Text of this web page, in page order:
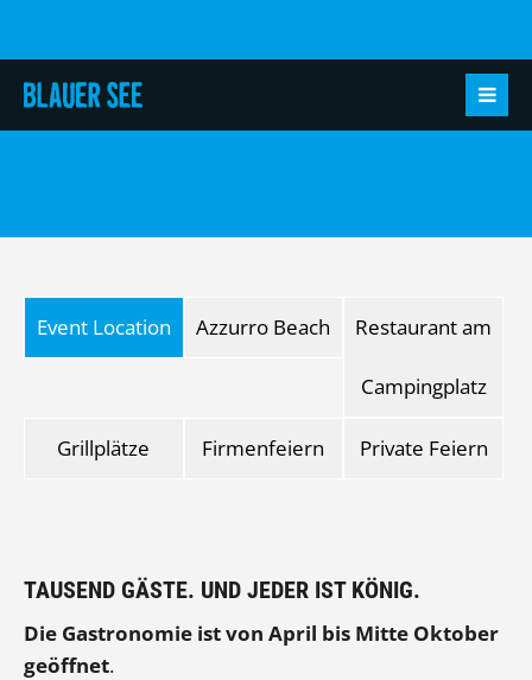
Event Location Azzurro Beach Restaurant am
Campingplatz
Grillplätze Firmenfeiern Private Feiern
TAUSEND GÄSTE. UND JEDER IST KÖNIG.
Die Gastronomie ist von April bis Mitte Oktober
geöffnet.